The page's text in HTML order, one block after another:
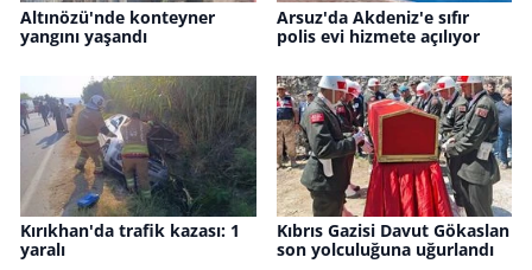
Altınözü'nde konteyner
yangını yaşandı
Arsuz'da Akdeniz'e sıfır
polis evi hizmete açılıyor
Kırıkhan'da trafik kazası: 1
yaralı
Kıbrıs Gazisi Davut Gökaslan
son yolculuğuna uğurlandı